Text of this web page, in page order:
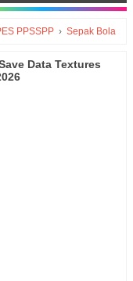
PPSSPP › Sepak Bola
Data Textures